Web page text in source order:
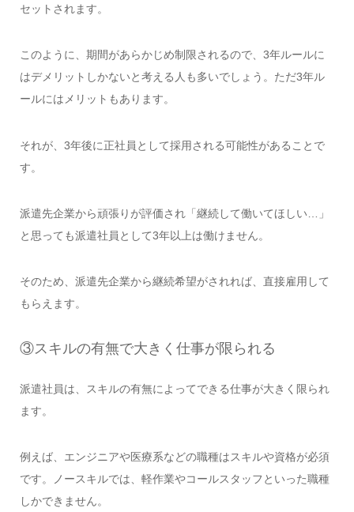
セットされます。
このように、期間があらかじめ制限されるので、3年ルールに
はデメリットしかないと考える人も多いでしょう。ただ3年ル
ールにはメリットもあります。
それが、3年後に正社員として採用される可能性があることで
す。
派遣先企業から頑張りが評価され「継続して働いてほしい…」
と思っても派遣社員として3年以上は働けません。
そのため、派遣先企業から継続希望がされれば、直接雇用して
もらえます。
③スキルの有無で大きく仕事が限られる
派遣社員は、スキルの有無によってできる仕事が大きく限られ
ます。
例えば、エンジニアや医療系などの職種はスキルや資格が必須
です。ノースキルでは、軽作業やコールスタッフといった職種
しかできません。